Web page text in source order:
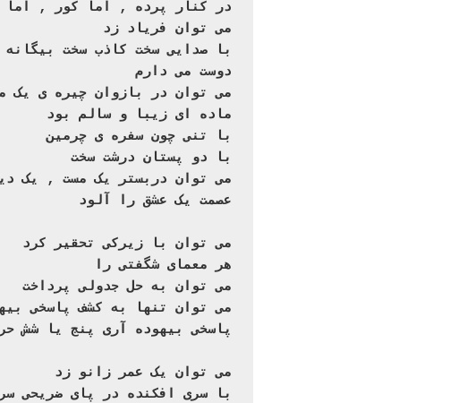
می توان فریاد زد
دوست می دارم
می توان در بازوان چیره ی یک
ماده ای زیبا و سالم بود
با تنی چون سفره ی چرمین
با دو پستان درشت سخت
می توان دربستر یک مست ‚ یک
عصمت یک عشق را آلود
می توان با زیرکی تحقیر کرد
هر معمای شگفتی را
می توان به حل جدولی پرداخت
می توان تنها به کشف پاسخی
پاسخی بیهوده آری پنج یا شش
با سری افکنده در پای ضریحی